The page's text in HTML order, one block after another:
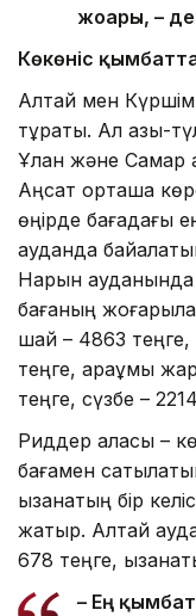
жоғары, –
Көкөніс
Алтай мен
тұрақты. Ал азық-
Ұлан және Самар
Аңсат орташа
өңірде бағадағы
ауданда
Нарын ауданында
бағаның
шай – 4863 теңге,
теңге, қарақұмық
теңге, сүзбе –
Риддер қаласы –
бағамен
қызанақтың бір
жатыр. Алтай
678 теңге,
– Ең